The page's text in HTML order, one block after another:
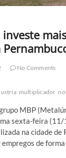
No Comments
multiplicador
MBP
sexta-feira
na cidade
de